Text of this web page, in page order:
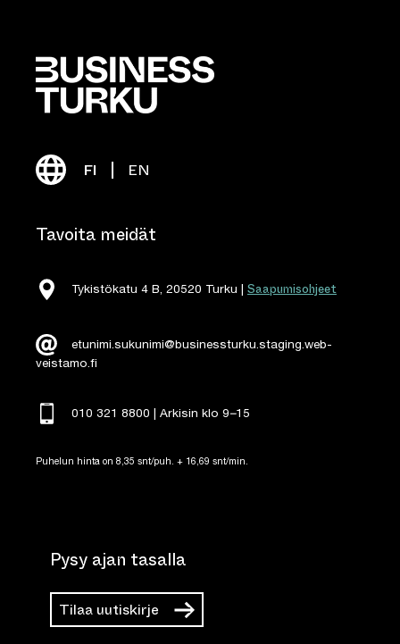
FI EN
Tavoita meidät
Tykistökatu 4 B, 20520 Turku | Saapumisohjeet
etunimi.sukunimi@businessturku.staging.web-
veistamo.fi
010 321 8800 | Arkisin klo 9–15
Puhelun hinta on 8,35 snt/puh. + 16,69 snt/min.
Pysy ajan tasalla
Tilaa uutiskirje